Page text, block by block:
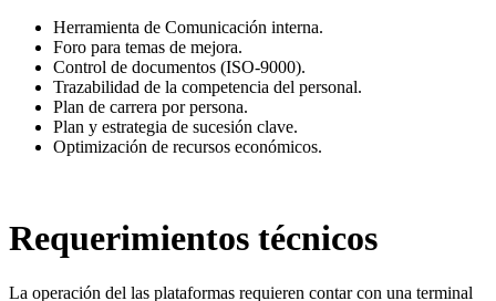
Herramienta de Comunicación interna.
Foro para temas de mejora.
Control de documentos (ISO-9000).
Trazabilidad de la competencia del personal.
Plan de carrera por persona.
Plan y estrategia de sucesión clave.
Optimización de recursos económicos.
Requerimientos técnicos
La operación del las plataformas requieren contar con una terminal